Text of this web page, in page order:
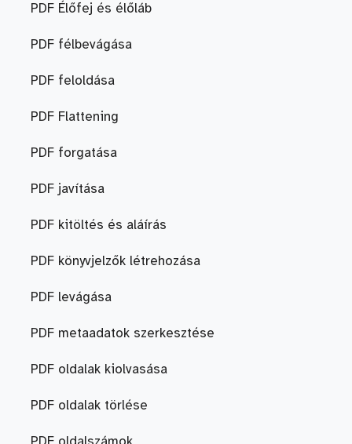
PDF Élőfej és élőláb
PDF félbevágása
PDF feloldása
PDF Flattening
PDF forgatása
PDF javítása
PDF kitöltés és aláírás
PDF könyvjelzők létrehozása
PDF levágása
PDF metaadatok szerkesztése
PDF oldalak kiolvasása
PDF oldalak törlése